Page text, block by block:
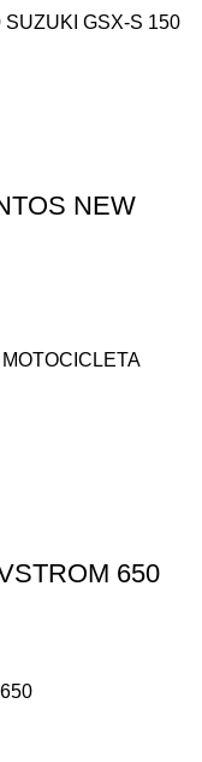
SUZUKI GSX-S 150
NEW
650